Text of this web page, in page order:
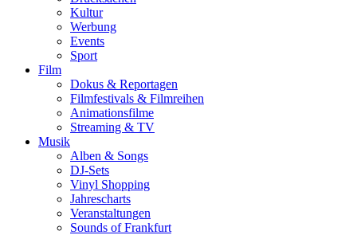
Kultur
Werbung
Events
Sport
Film
Dokus & Reportagen
Filmfestivals & Filmreihen
Animationsfilme
Streaming & TV
Musik
Alben & Songs
DJ-Sets
Vinyl Shopping
Jahrescharts
Veranstaltungen
Sounds of Frankfurt